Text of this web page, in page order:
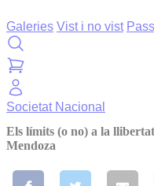
Galeries Vist i no vist
Societat Nacional
Els límits (o no) a la
Mendoza